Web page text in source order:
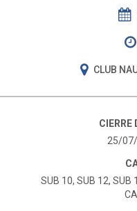
CLUB
CIERRE
25/
SUB 10, SUB 12, SUB